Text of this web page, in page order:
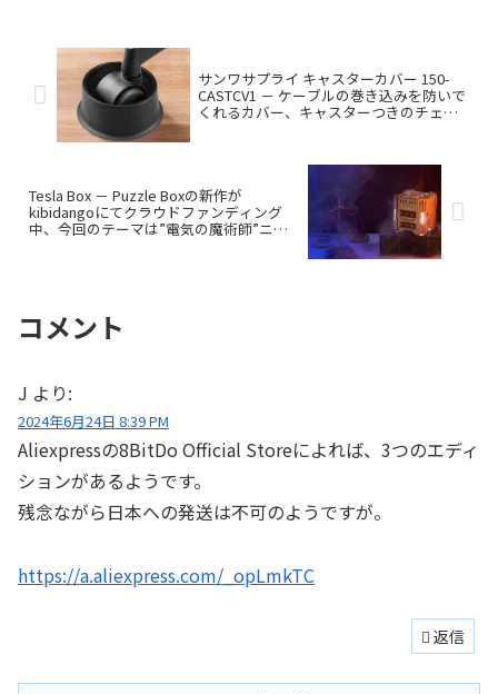
サンワサプライ キャスターカバー 150-
CASTCV1 － ケーブルの巻き込みを防いで
くれるカバー、キャスターつきのチェア
Tesla Box － Puzzle Boxの新作が
kibidangoにてクラウドファンディング
中、今回のテーマは”電気の魔術師”ニコ
コメント
J より:
2024年6月24日 8:39 PM
Aliexpressの8BitDo Official Storeによれば、3つのエディ
ションがあるようです。
残念ながら日本への発送は不可のようですが。
https://a.aliexpress.com/_opLmkTC
返信